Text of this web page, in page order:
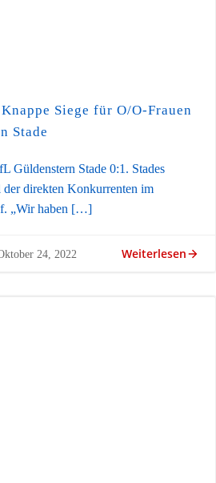
Siege für O/O-Frauen
Stade
Güldenstern Stade 0:1. Stades
direkten Konkurrenten im
„Wir haben […]
24, 2022 Weiterlesen